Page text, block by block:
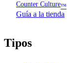
Counter Culture™
Guía a la tienda
Tipos